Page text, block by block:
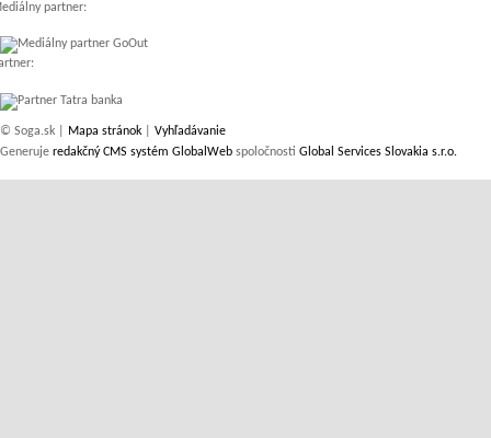
partner:
© Soga.sk | Mapa stránok
Vyhľadávanie
Generuje redakčný CMS systém GlobalWeb spoločnosti Global Services Slovakia s.r.o.